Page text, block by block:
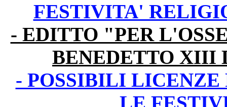
FESTIVITA'
- EDITTO "PER
BENEDETTO XIII
- POSSIBILI LICENZE